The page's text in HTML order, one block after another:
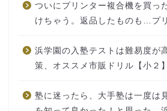
ついにプリンター複合機を買っ
けちゃう。返品したものも…プ
浜学園の入塾テストは難易度が
策、オススメ市販ドリル【小２】
塾に迷ったら、大手塾は一度は